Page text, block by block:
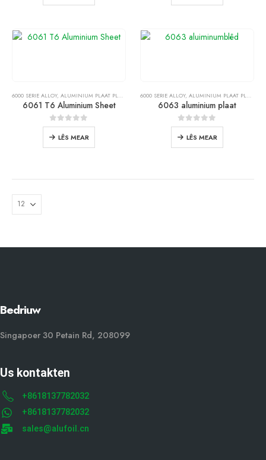
6000 SERIE ALLOY, ALUMINIUM PLAAT PLAAT
6061 T6 Aluminium Sheet
0sûnder 5
LÊS MEAR
6000 SERIE ALLOY, ALUMINIUM PLAAT PLAAT
6063 aluminium plaat
0sûnder 5
LÊS MEAR
Bedriuw
Singapoer 30 Petain Rd, 208099
Us kontakten
+8618137782032
+8618137782032
sales@alufoil.cn